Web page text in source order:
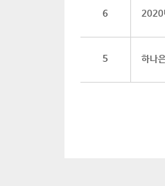
6 2020
5 하나